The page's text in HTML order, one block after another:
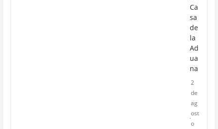
Ca
sa
de
la
Ad
ua
na
2
de
ag
ost
o